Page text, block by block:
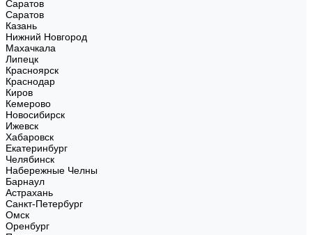
Саратов
Саратов
Казань
Нижний Новгород
Махачкала
Липецк
Красноярск
Краснодар
Киров
Кемерово
Новосибирск
Ижевск
Хабаровск
Екатеринбург
Челябинск
Набережные Челны
Барнаул
Астрахань
Санкт-Петербург
Омск
Оренбург